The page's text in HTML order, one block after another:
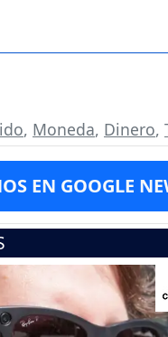
, Moneda, Dinero,
EN GOOGLE